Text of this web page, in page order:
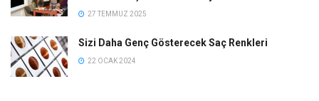
27 TEMMUZ 2025
Sizi Daha Genç Gösterecek Saç Renkleri
22 OCAK 2024